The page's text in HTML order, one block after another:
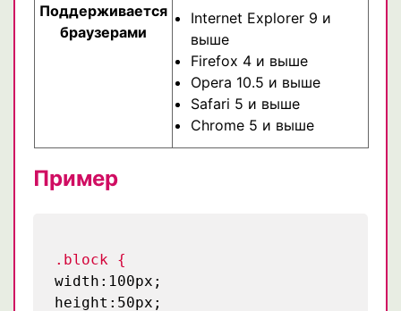
Поддерживается
браузерами
Internet Explorer 9 и
выше
Firefox 4 и выше
Opera 10.5 и выше
Safari 5 и выше
Chrome 5 и выше
Пример
.block {
width:100px;
height:50px;